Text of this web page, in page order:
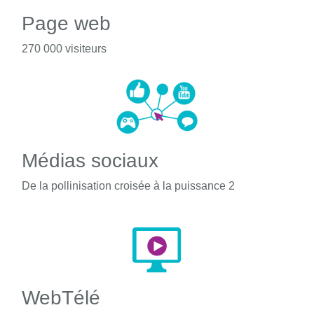
Page web
270 000 visiteurs
Médias sociaux
De la pollinisation croisée à la puissance 2
WebTélé